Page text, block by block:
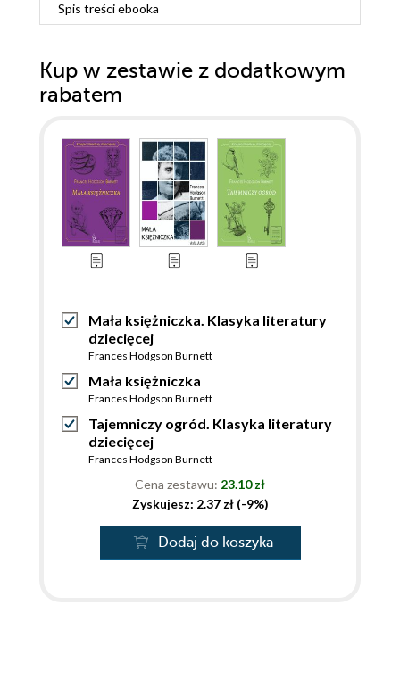
Spis treściebooka
Kup w zestawie z dodatkowym
rabatem
Mała księżniczka. Klasyka literatury
dziecięcej
Frances Hodgson Burnett
Mała księżniczka
Frances Hodgson Burnett
Tajemniczy ogród. Klasyka literatury
dziecięcej
Frances Hodgson Burnett
Cena zestawu: 23.10 zł
Zyskujesz: 2.37 zł (-9%)
Dodaj do koszyka